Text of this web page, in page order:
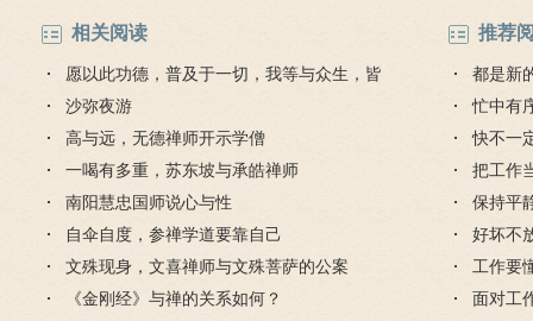
相关阅读
愿以此功德，普及于一切，我等与众生，皆
共成佛道
沙弥夜游
高与远，无德禅师开示学僧
一喝有多重，苏东坡与承皓禅师
南阳慧忠国师说心与性
自伞自度，参禅学道要靠自己
文殊现身，文喜禅师与文殊菩萨的公案
《金刚经》与禅的关系如何？
推荐
都是新
忙中有
快不一
把工作
保持平
好坏不
工作要
面对工